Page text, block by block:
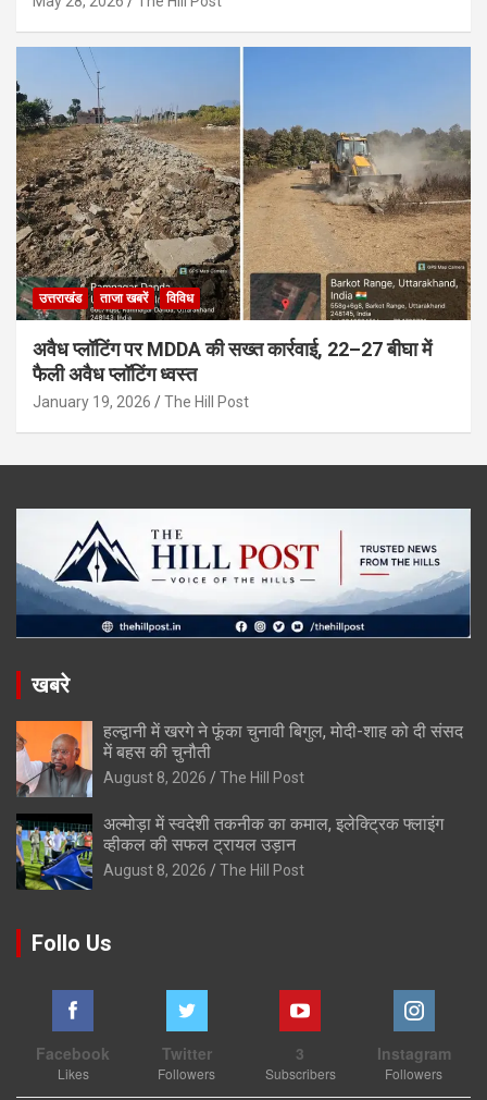
उत्तराखंड ताजा खबरें विविध
अवैध प्लॉटिंग पर MDDA की सख्त कार्रवाई, 22–27 बीघा में
फैली अवैध प्लॉटिंग ध्वस्त
January 19, 2026 The Hill Post
खबरे
हल्द्वानी में खरगे ने फूंका चुनावी बिगुल, मोदी-शाह को दी संसद
में बहस की चुनौती
August 8, 2026 The Hill Post
अल्मोड़ा में स्वदेशी तकनीक का कमाल, इलेक्ट्रिक फ्लाइंग
व्हीकल की सफल ट्रायल उड़ान
August 8, 2026 The Hill Post
Follo Us
Facebook
Likes
Twitter
Followers
3
Subscribers
Instagram
Followers